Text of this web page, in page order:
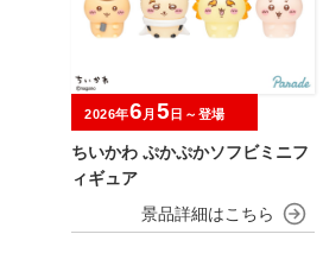
ちいかわ ぷかぷかソフビミニフ
ィギュア
2026年6 月 5 日～登場